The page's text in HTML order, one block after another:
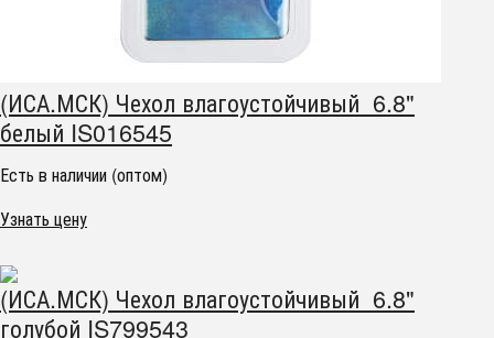
(ИСА.МСК) Чехол влагоустойчивый 6.8"
белый IS016545
Есть в наличии (оптом)
Узнать цену
(ИСА.МСК) Чехол влагоустойчивый 6.8"
голубой IS799543